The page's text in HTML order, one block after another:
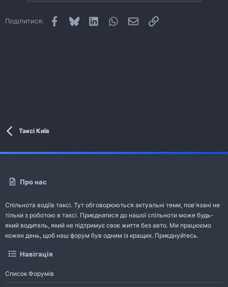
Поділитися: Facebook
Bluesky LinkedInWhatsApp
E-mailПосилання
Таксі Київ
Про нас
Спільнота водіїв таксі. Тут обговорюються актуальні теми, пов'язані не
тільки з роботою в таксі. Приєднатися до нашої спільноти може будь-
який водитель, який не підтримує своє життя без авто. Ми працюємо
кожен день, щоб наш форум був одним із кращих. Приєднуйтесь.
Навігація
Список Форумів